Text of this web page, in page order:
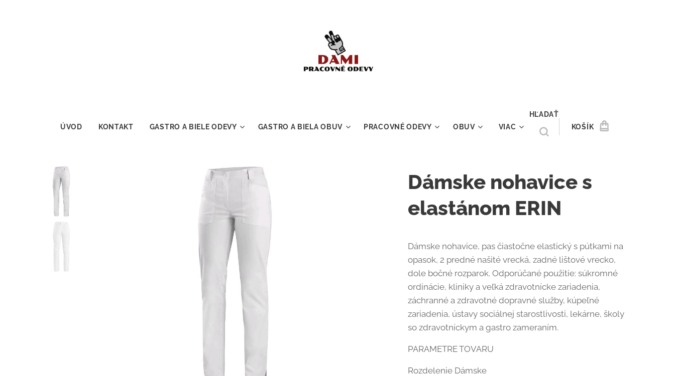
ÚVOD KONTAKT GASTRO A BIELE ODEVY GASTRO A BIELA OBUV PRACOVNÉ ODEVY OBUV VIAC
HĽADAŤ
KOŠÍK
Dámske nohavice s
elastánom ERIN
Dámske nohavice, pas čiastočne elastický s pútkami na
opasok, 2 predné našité vrecká, zadné lištové vrecko,
dole bočné rozparok. Odporúčané použitie: súkromné ​​
ordinácie, kliniky a veľká zdravotnícke zariadenia,
záchranné a zdravotné dopravné služby, kúpeľné
zariadenia, ústavy sociálnej starostlivosti, lekárne, školy
so zdravotníckym a gastro zameraním.
PARAMETRE TOVARU
Rozdelenie Dámske